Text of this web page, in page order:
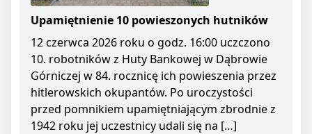
Upamiętnienie 10 powieszonych hutników
12 czerwca 2026 roku o godz. 16:00 uczczono
10. robotników z Huty Bankowej w Dąbrowie
Górniczej w 84. rocznicę ich powieszenia przez
hitlerowskich okupantów. Po uroczystości
przed pomnikiem upamiętniającym zbrodnie z
1942 roku jej uczestnicy udali się na […]